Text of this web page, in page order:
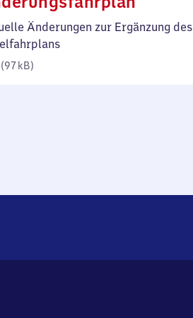
97
Änderungen zur Ergänzung des
(97 kB)